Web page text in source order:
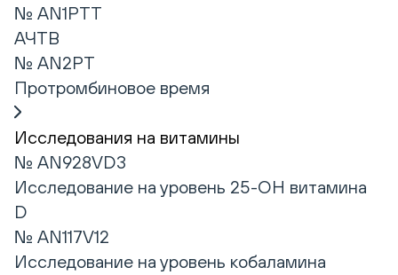
№ AN1PTT
АЧТВ
№ AN2PT
Протромбиновое время
Исследования на витамины
№ AN928VD3
Исследование на уровень 25-ОН витамина
D
№ AN117V12
Исследование на уровень кобаламина